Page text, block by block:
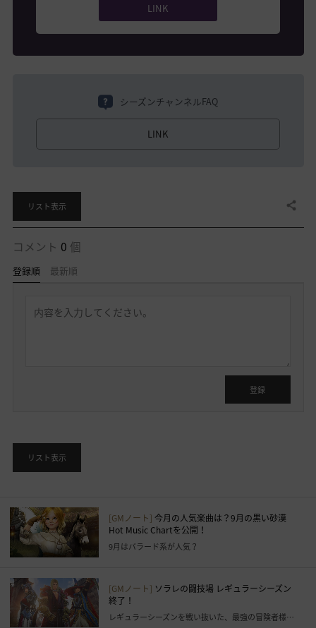
LINK
シーズンチャンネルFAQ
LINK
リスト表示 共有する
コメント 0 個
登録順 最新順
こ
と
が
き
す
登録
リスト表示
[GMノート] 今月の人気楽曲は？9月の黒い砂漠
Hot Music Chartを公開！
9月はバラード系が人気？
[GMノート] ソラレの闘技場 レギュラーシーズン
終了！
レギュラーシーズンを戦い抜いた、最強の冒険者様たちをご紹介します！